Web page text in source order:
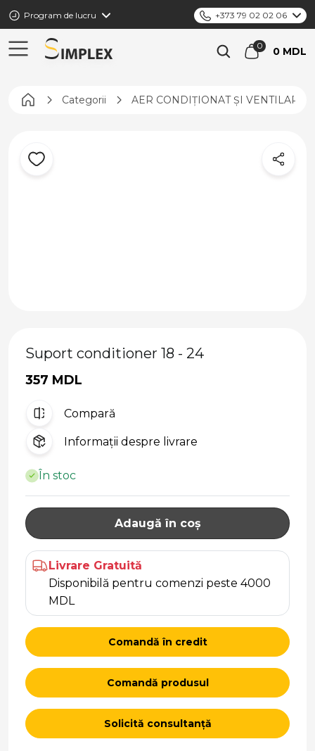
Program de lucru +373 79 02 02 06
0 MDL
Pagina principală
Categorii AER CONDIȚIONAT ȘI VENTILARE
Suport conditioner 18 - 24
357 MDL
Compară
Informații despre livrare
În stoc
Adaugă în coș
Livrare Gratuită
Disponibilă pentru comenzi peste 4000
MDL
Comandă în credit
Comandă produsul
Solicită consultanță